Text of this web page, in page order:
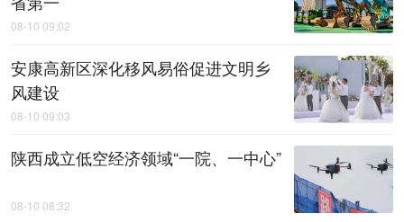
08-10 09:02
安康高新区深化移风易俗促进文明乡
风建设
08-10 09:03
陕西成立低空经济领域“一院、一中心”
08-10 08:32